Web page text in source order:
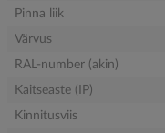
Pinna liik
Värvus
RAL-number (akin)
Kaitseaste (IP)
Kinnitusviis